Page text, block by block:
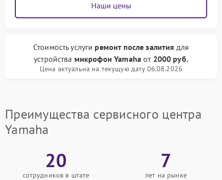
Наши цены
Стоимость услуги ремонт после залития для
устройства микрофон Yamahaот 2000 руб.
Цена актуальна на текущую дату 06.08.2026
Преимущества сервисного центра
Yamaha
20
сотрудников в штате
7
лет на рынке